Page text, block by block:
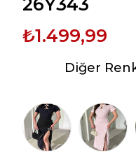
26Y343
₺1.499,99
Diğer